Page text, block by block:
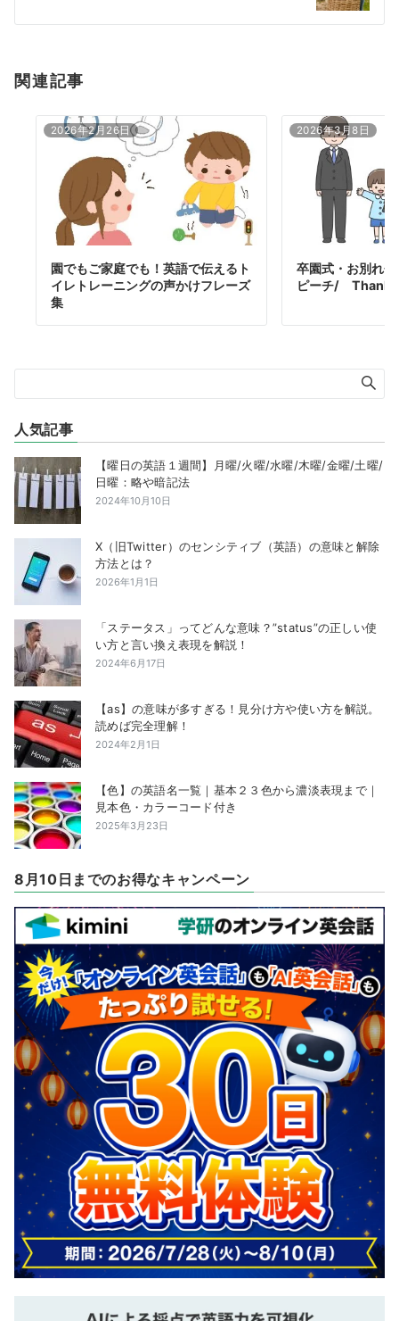
ン
関連記事
2026年2月26日
園でもご家庭でも！英語で伝えるト
イレトレーニングの声かけフレーズ
集
2026年3月8日
卒園式・お別れ
ピーチ/ Thank
人気記事
【曜日の英語１週間】月曜/火曜/水曜/木曜/金曜/土曜/
日曜：略や暗記法
2024年10月10日
X（旧Twitter）のセンシティブ（英語）の意味と解除
方法とは？
2026年1月1日
「ステータス」ってどんな意味？”status”の正しい使
い方と言い換え表現を解説！
2024年6月17日
【as】の意味が多すぎる！見分け方や使い方を解説。
読めば完全理解！
2024年2月1日
【色】の英語名一覧｜基本２３色から濃淡表現まで｜
見本色・カラーコード付き
2025年3月23日
8月10日までのお得なキャンペーン